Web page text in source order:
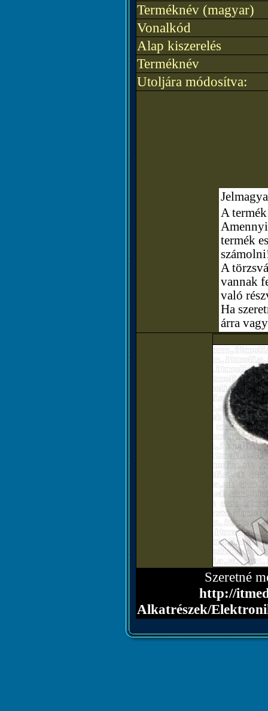
Terméknév (magyar)
Vonalkód
Alap kiszerelés
Terméknév
Utoljára módosítva:
A
termék
A
vannak
való
Ha
árra
Szeretné
http://
Alkatrészek/